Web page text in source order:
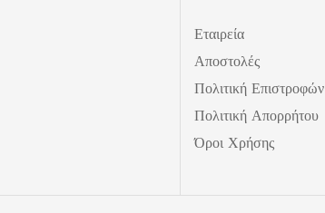
Εταιρεία
Αποστολές
Πολιτική Επιστροφών
Πολιτική Απορρήτου
Όροι Χρήσης